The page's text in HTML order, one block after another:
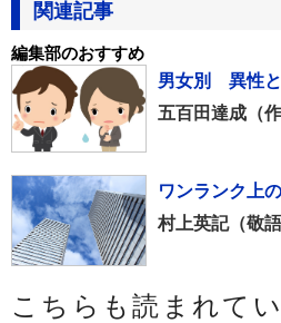
関連記事
編集部のおすすめ
男女別 異性と
五百田達成（
ワンランク上
村上英記（敬
こちらも読まれて